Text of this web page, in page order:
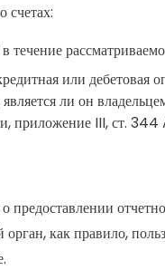
счетах:
или
является ли он
приложение III, ст. 344
как правило,